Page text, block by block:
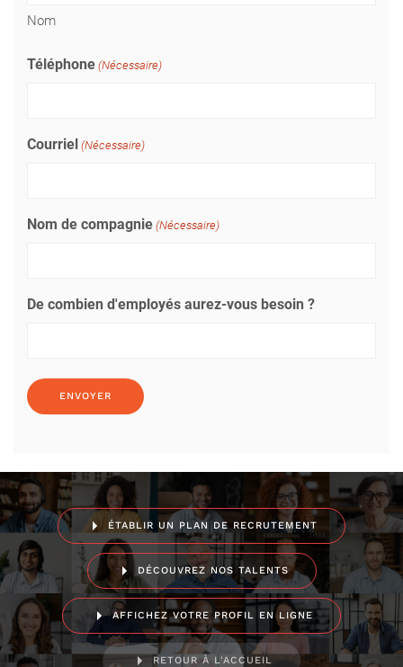
Nom
Téléphone (Nécessaire)
Courriel (Nécessaire)
Nom de compagnie (Nécessaire)
De combien d'employés aurez-vous besoin ?
ÉTABLIR UN PLAN DE RECRUTEMENT
DÉCOUVREZ NOS TALENTS
AFFICHEZ VOTRE PROFIL EN LIGNE
RETOUR À L'ACCUEIL